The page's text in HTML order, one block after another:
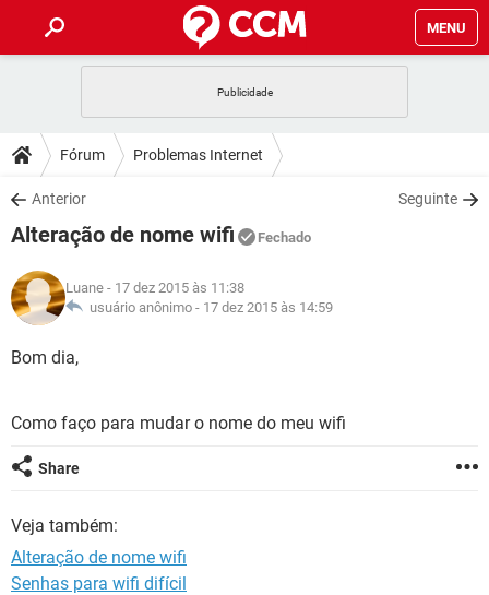
MENU
CELULAR FACEBOOK
OUTLOOK
INSTAGRAM GMAIL
GUIA DE COMPRAS
DICAS
JOGOS WHATSAPP
INSTAGRAM
GUIA DE COMPRAS
DOWNLOADS
JOGOS WHATSAPP
CELULAR
OUTLOOK EXCEL
INSTAGRAM
JOGOS
CELULAR
OUTLOOK
GLOSSÁRIO
JOGOS
OUTLOOK EXCEL
INSTAGRAM
Fórum Problemas Internet
Anterior Seguinte
Alteração de nome wifi Fechado
Luane - 17 dez 2015 às 11:38
usuário anônimo - 17 dez 2015 às 14:59
Bom dia,
Como faço para mudar o nome do meu wifi
Share
Veja também:
Alteração de nome wifi
Senhas para wifi difícil